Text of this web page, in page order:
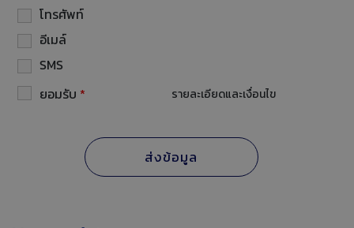
โทรศัพท์
อีเมล์
SMS
ยอมรับ * รายละเอียดและเงื่อนไข